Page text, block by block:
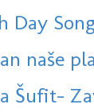
Day
naše
Šufit-